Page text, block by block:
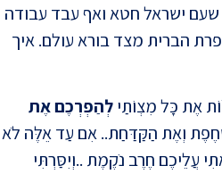
ישראל חטא ואף עבד עבודה
הברית מצד בורא עולם. איך
אֶת כָּל מִצְוֹתַילְהַפְרְכֶם אֶת
וְאֶת הַקַּדַּחַת.. אִם עַד אֵלֶּה לֹא
עֲלֵיכֶם חֶרֶב נֹקֶמֶת ..וְיִסַּרְתִּי